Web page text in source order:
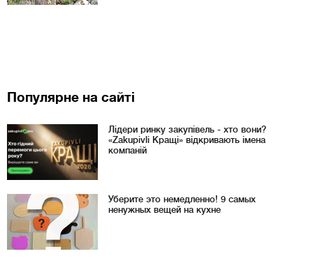
Популярне на сайті
Лідери ринку закупівель - хто вони?
«Zakupivli Кращі» відкривають імена
компаній
Уберите это немедленно! 9 самых
ненужных вещей на кухне